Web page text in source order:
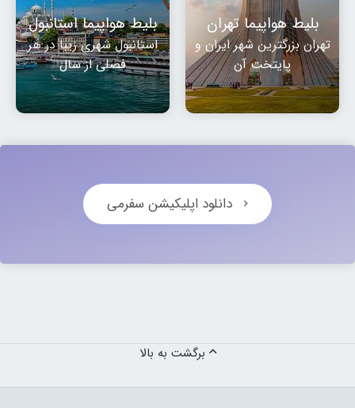
بلیط هواپیما تهران
تهران بزرگترین شهر ایران و
پایتخت آن
بلیط هواپیما استانبول
استانبول شهری زیبا در هر
فصلی از سال
دانلود اپلیکیشن سفرمی